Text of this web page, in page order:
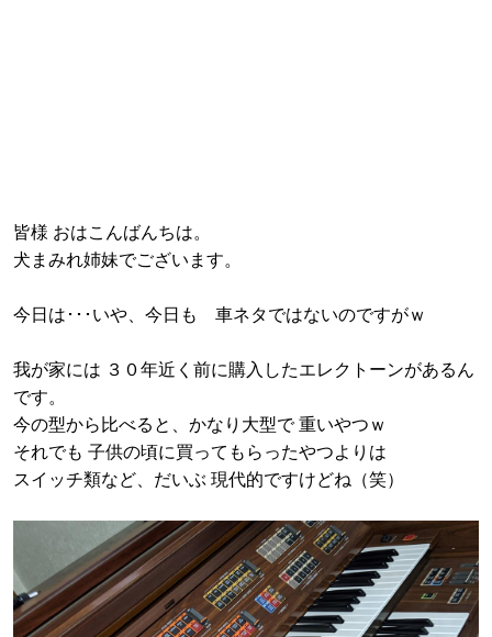
皆様 おはこんばんちは。
犬まみれ姉妹でございます。
今日は･･･いや、今日も 車ネタではないのですがｗ
我が家には ３０年近く前に購入したエレクトーンがあるん
です。
今の型から比べると、かなり大型で 重いやつｗ
それでも 子供の頃に買ってもらったやつよりは
スイッチ類など、だいぶ 現代的ですけどね（笑）